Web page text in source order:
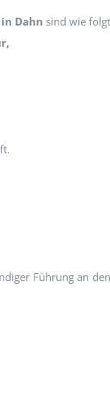
Dahn sind wie
Führung an